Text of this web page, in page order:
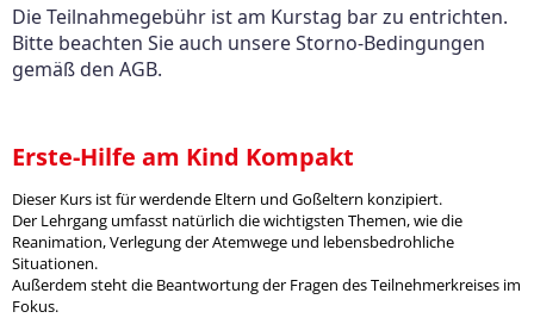
Die Teilnahmegebühr ist am Kurstag bar zu entrichten.
Bitte beachten Sie auch unsere Storno-Bedingungen
gemäß den AGB.
Erste-Hilfe am Kind Kompakt
Dieser Kurs ist für werdende Eltern und Goßeltern konzipiert.
Der Lehrgang umfasst natürlich die wichtigsten Themen, wie die
Reanimation, Verlegung der Atemwege und lebensbedrohliche
Situationen.
Außerdem steht die Beantwortung der Fragen des Teilnehmerkreises im
Fokus.